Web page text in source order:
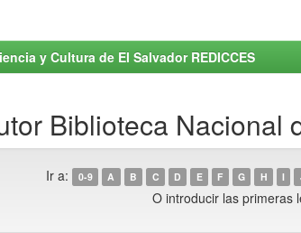
y Cultura de El Salvador REDICCES
Biblioteca Nacional
Ir a: 0-9 A B C D E F G H I
O introducir las primeras